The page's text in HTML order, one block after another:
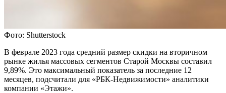
Фото: Shutterstock
В феврале 2023 года средний размер скидки на вторичном
рынке жилья массовых сегментов Старой Москвы составил
9,89%. Это максимальный показатель за последние 12
месяцев, подсчитали для «РБК-Недвижимости» аналитики
компании «Этажи».